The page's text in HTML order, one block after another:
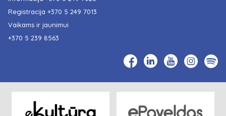
Registracija +370 5 249 7013
Vaikams ir jaunimui
+370 5 239 8563